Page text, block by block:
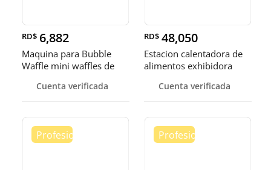
RD$ 6,882
Maquina para Bubble
Waffle mini waffles de
Cuenta verificada
RD$ 48,050
Estacion calentadora de
alimentos exhibidora
Cuenta verificada